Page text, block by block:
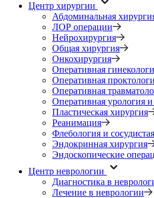
Центр хирургии
Абдоминальная
ЛОР операции
Нейрохирургия
Общая хирургия
Онкохирургия
Оперативная
Оперативная
Оперативная
Оперативная урология
Пластическая хирургия
Реанимация
Флебология и
Эндокринная хирургия
Эндоскопические
Центр неврологии
Диагностика в
Лечение в неврологии